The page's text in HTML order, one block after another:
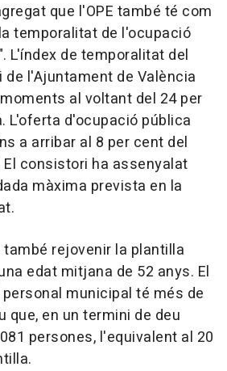
que l'OPE també té com
temporalitat de l'ocupació
L'índex de temporalitat del
l'Ajuntament de València
al voltant del 24 per
L'oferta d'ocupació pública
a arribar al 8 per cent del
consistori ha assenyalat
màxima prevista en la
rejovenir la plantilla
edat mitjana de 52 anys. El
municipal té més de
que, en un termini de deu
persones, l'equivalent al 20